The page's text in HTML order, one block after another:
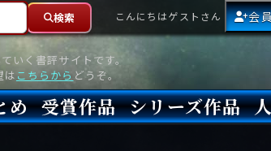
いく書評サイトです。
は こちらから どうぞ。
検索 こんにちはゲストさん 会
め 受賞作品 シリーズ作品